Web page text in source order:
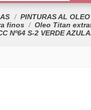
PINTURAS AL OLEO
finos
Oleo Titan
Nº64 S-2 VERDE